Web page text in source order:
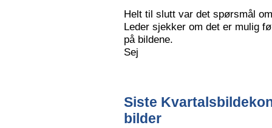
Helt til slutt var det spørsmål
Leder sjekker om det er mulig
på bildene.
Sej
Siste
bilder